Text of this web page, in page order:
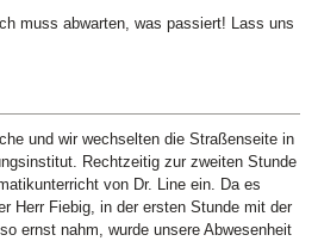
muss abwarten, was passiert! Lass uns
und wir wechselten die Straßenseite in
Rechtzeitig zur zweiten Stunde
von Dr. Line ein. Da es
Herr Fiebig, in der ersten Stunde mit der
ernst nahm, wurde unsere Abwesenheit